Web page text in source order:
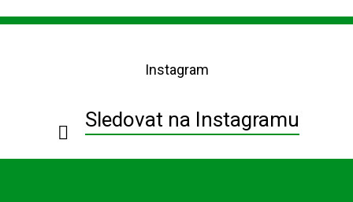
Z
Instagram
Sledovat na Instagramu